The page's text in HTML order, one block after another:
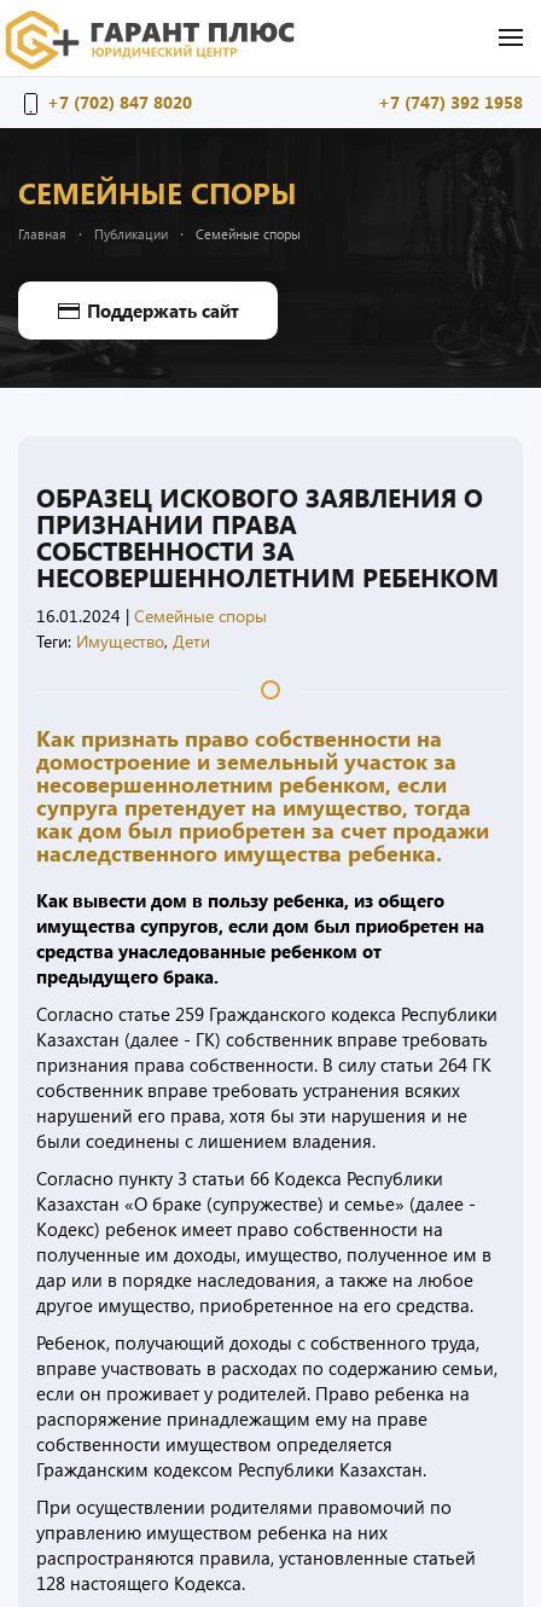
+7 (702) 847 8020 +7 (747) 392 1958
СЕМЕЙНЫЕ СПОРЫ
Главная Публикации Семейные споры
Поддержать сайт
ОБРАЗЕЦ ИСКОВОГО ЗАЯВЛЕНИЯ О
ПРИЗНАНИИ ПРАВА
СОБСТВЕННОСТИ ЗА
НЕСОВЕРШЕННОЛЕТНИМ РЕБЕНКОМ
16.01.2024 | Семейные споры
Теги: Имущество, Дети
Как признать право собственности на
домостроение и земельный участок за
несовершеннолетним ребенком, если
супруга претендует на имущество, тогда
как дом был приобретен за счет продажи
наследственного имущества ребенка.
Как вывести дом в пользу ребенка, из общего
имущества супругов, если дом был приобретен на
средства унаследованные ребенком от
предыдущего брака.
Согласно статье 259 Гражданского кодекса Республики
Казахстан (далее - ГК) собственник вправе требовать
признания права собственности. В силу статьи 264 ГК
собственник вправе требовать устранения всяких
нарушений его права, хотя бы эти нарушения и не
были соединены с лишением владения.
Согласно пункту 3 статьи 66 Кодекса Республики
Казахстан «О браке (супружестве) и семье» (далее -
Кодекс) ребенок имеет право собственности на
полученные им доходы, имущество, полученное им в
дар или в порядке наследования, а также на любое
другое имущество, приобретенное на его средства.
Ребенок, получающий доходы с собственного труда,
вправе участвовать в расходах по содержанию семьи,
если он проживает у родителей. Право ребенка на
распоряжение принадлежащим ему на праве
собственности имуществом определяется
Гражданским кодексом Республики Казахстан.
При осуществлении родителями правомочий по
управлению имуществом ребенка на них
распространяются правила, установленные статьей
128 настоящего Кодекса.